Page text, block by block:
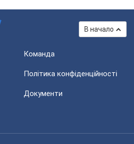
В начало
Команда
Політика конфіденційності
Документи